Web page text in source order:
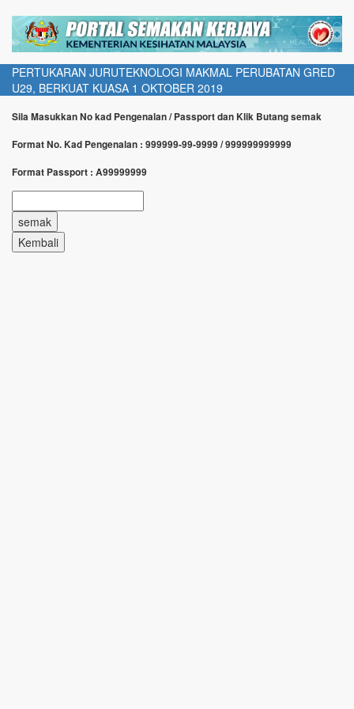
PERTUKARAN JURUTEKNOLOGI MAKMAL PERUBATAN GRED
U29, BERKUAT KUASA 1 OKTOBER 2019
Sila Masukkan No kad Pengenalan / Passport dan Klik Butang semak
Format No. Kad Pengenalan : 999999-99-9999 / 999999999999
Format Passport : A99999999